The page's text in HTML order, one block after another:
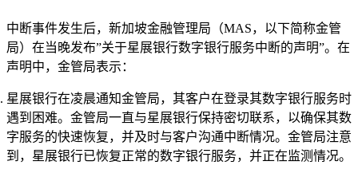
中断事件发生后，新加坡金融管理局（MAS，以下简称金管
局）在当晚发布”关于星展银行数字银行服务中断的声明”。在
声明中，金管局表示：
星展银行在凌晨通知金管局，其客户在登录其数字银行服务时
遇到困难。金管局一直与星展银行保持密切联系，以确保其数
字服务的快速恢复，并及时与客户沟通中断情况。金管局注意
到，星展银行已恢复正常的数字银行服务，并正在监测情况。